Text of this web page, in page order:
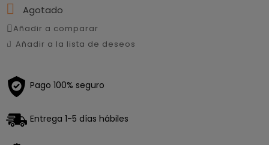
 Agotado
Añadir a comparar
Añadir a la lista de deseos
Pago 100% seguro
Entrega 1-5 días hábiles